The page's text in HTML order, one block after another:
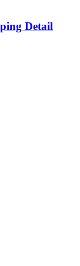
Detail